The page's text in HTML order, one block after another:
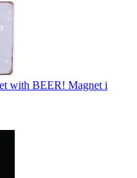
with BEER! Magnet i